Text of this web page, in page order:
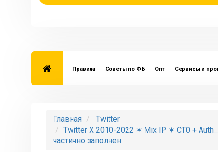
Правила Советы по ФБ Опт Сервисы и
Главная
Twitter
Twitter X 2010-2022 ✶ Mix IP ✶ CT0 +
частично заполнен